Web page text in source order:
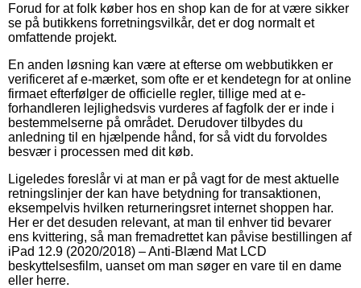
Forud for at folk køber hos en shop kan de for at være sikker
se på butikkens forretningsvilkår, det er dog normalt et
omfattende projekt.
En anden løsning kan være at efterse om webbutikken er
verificeret af e-mærket, som ofte er et kendetegn for at online
firmaet efterfølger de officielle regler, tillige med at e-
forhandleren lejlighedsvis vurderes af fagfolk der er inde i
bestemmelserne på området. Derudover tilbydes du
anledning til en hjælpende hånd, for så vidt du forvoldes
besvær i processen med dit køb.
Ligeledes foreslår vi at man er på vagt for de mest aktuelle
retningslinjer der kan have betydning for transaktionen,
eksempelvis hvilken returneringsret internet shoppen har.
Her er det desuden relevant, at man til enhver tid bevarer
ens kvittering, så man fremadrettet kan påvise bestillingen af
iPad 12.9 (2020/2018) – Anti-Blænd Mat LCD
beskyttelsesfilm, uanset om man søger en vare til en dame
eller herre.